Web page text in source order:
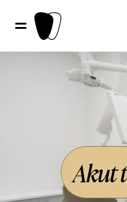
Akut